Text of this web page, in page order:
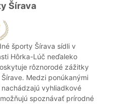
Šírava
športy Šírava sídli v
Hôrka-Lúč neďaleko
rôznorodé zážitky
Medzi ponúkanými
nachádzajú vyhliadkové
spoznávať prírodné